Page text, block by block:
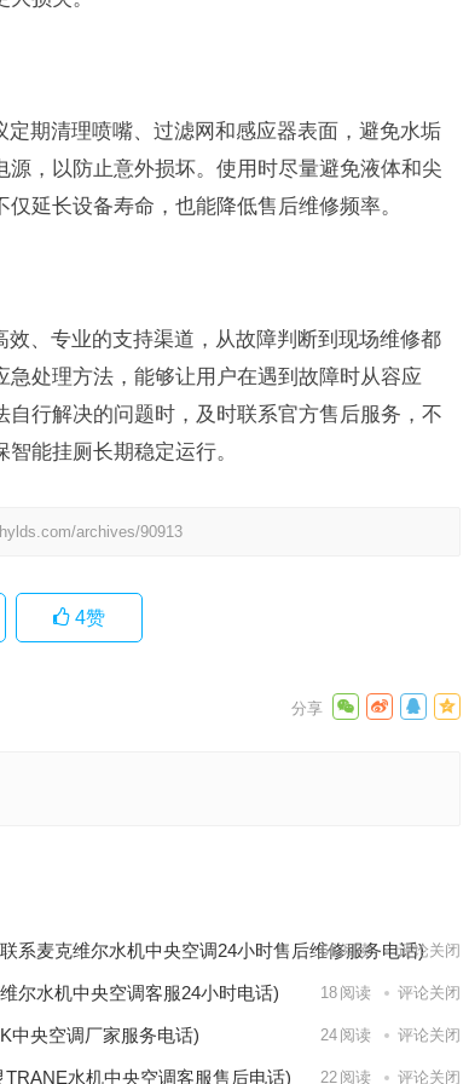
期清理喷嘴、过滤网和感应器表面，避免水垢
，以防止意外损坏。使用时尽量避免液体和尖
延长设备寿命，也能降低售后维修频率。
、专业的支持渠道，从故障判断到现场维修都
处理方法，能够让用户在遇到故障时从容应
行解决的问题时，及时联系官方售后服务，不
能挂厕长期稳定运行。
archives/90913
4赞
系麦克维尔水机中央空调24小时售后维修服务电话)
66阅读 评论关闭
尔水机中央空调客服24小时电话) 18 阅读 评论关闭
中央空调厂家服务电话) 24 阅读 评论关闭
水机中央空调客服售后电话) 22 阅读 评论关闭